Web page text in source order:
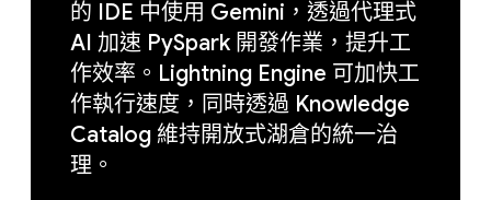
的 IDE 中使用 Gemini，透過代理式
AI 加速 PySpark 開發作業，提升工
作效率。Lightning Engine 可加快工
作執行速度，同時透過 Knowledge
Catalog 維持開放式湖倉的統一治
理。